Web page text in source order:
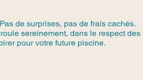
de surprises, pas de frais cachés.
sereinement, dans le respect des
pour votre future piscine.